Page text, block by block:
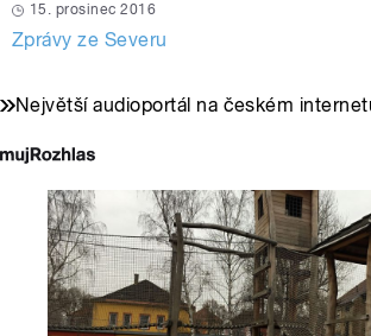
15. prosinec 2016
Zprávy ze Severu
Největší audioportál na českém